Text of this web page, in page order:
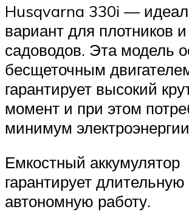
Husqvarna 330i —
вариант для плотников и
садоводов. Эта модель
бесщеточным
гарантирует высокий
момент и при этом
минимум
Емкостный аккумулятор
гарантирует длительную
автономную работу.